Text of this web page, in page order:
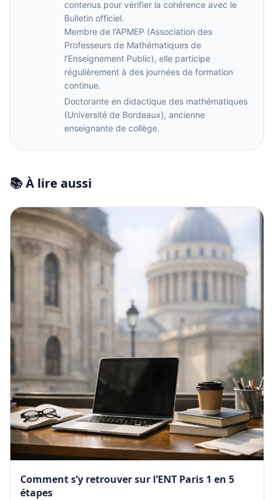
contenus pour vérifier la cohérence avec le
Bulletin officiel.
Membre de l'APMEP (Association des
Professeurs de Mathématiques de
l'Enseignement Public), elle participe
régulièrement à des journées de formation
continue.
Doctorante en didactique des mathématiques
(Université de Bordeaux), ancienne
enseignante de collège.
📚 À lire aussi
Comment s’y retrouver sur l’ENT Paris 1 en 5
étapes